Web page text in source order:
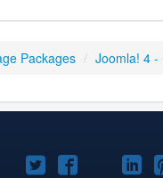
Packages / Joomla! 4 -
Joomla!Joomla!Joomla!